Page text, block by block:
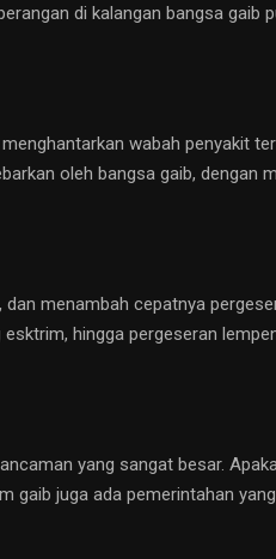
di kalangan bangsa gaib
wabah penyakit
oleh bangsa gaib, dengan
menambah cepatnya
hingga pergeseran
yang sangat besar.
gaib juga ada pemerintahan